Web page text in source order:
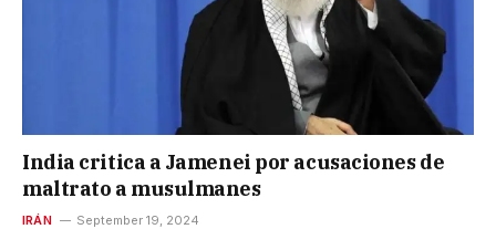
India critica a Jamenei por acusaciones de
maltrato a musulmanes
IRÁN September 19, 2024